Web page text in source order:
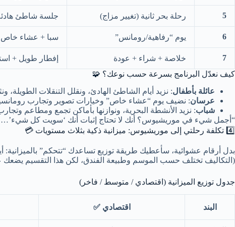
5 رحلة بحر ثانية (تغيير مزاج) جلسة شاطئ
6 يوم “رفاهية/رومانس” سبا + عشاء خاص
7 خلاصة + شراء + عودة إفطار طويل +
كيف نعدّل البرنامج بسرعة حسب نوعك؟ 🧩
عائلة بأطفال: نزيد أيام الشاطئ الهادئ، ونقلل التنقلات الطويلة،
عرسان: نضيف يوم “عشاء خاص” وخيارات تصوير وتجارب
شباب: نزيد الأنشطة البحرية، ونوازنها بأماكن تجمع ومطاعم
“أجمل شيء في موريشيوس؟ أنك لا تحتاج إثبات أنك ‘سويت كل
4️⃣ تكلفة رحلتي إلى موريشيوس: ميزانية ذكية بثلاث مستويات 💳
بدل أرقام عشوائية، سأعطيك طريقة توزيع تساعدك “تتحكم” بالميزانية:
(التكاليف تختلف حسب الموسم وطبيعة الفندق، لكن هذا التقسيم
جدول توزيع الميزانية (اقتصادي / متوسط / فاخر)
البند اقتصادي ✅